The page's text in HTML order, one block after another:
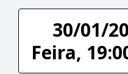
30/01/
Feira,